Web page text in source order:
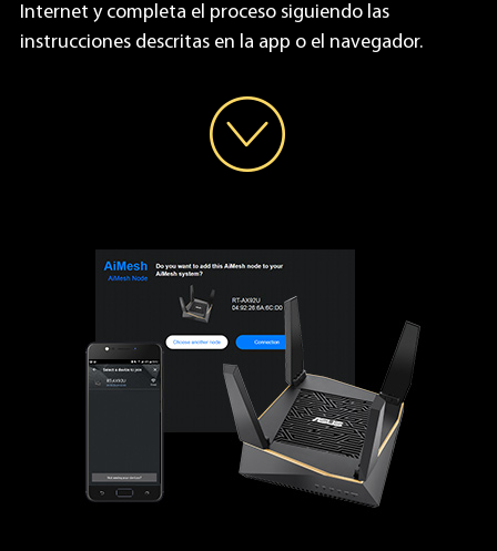
Internet y completa el proceso siguiendo las
instrucciones descritas en la app o el navegador.